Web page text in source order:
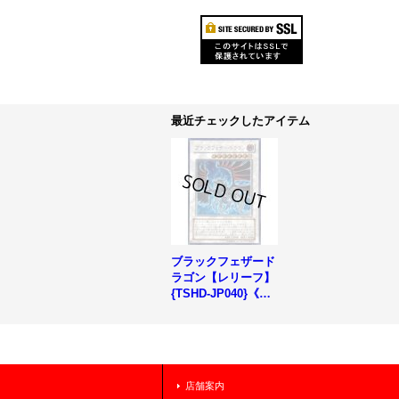
最近チェックしたアイテム
ブラックフェザード
ラゴン【レリーフ】
{TSHD-JP040}《シ
店舗案内